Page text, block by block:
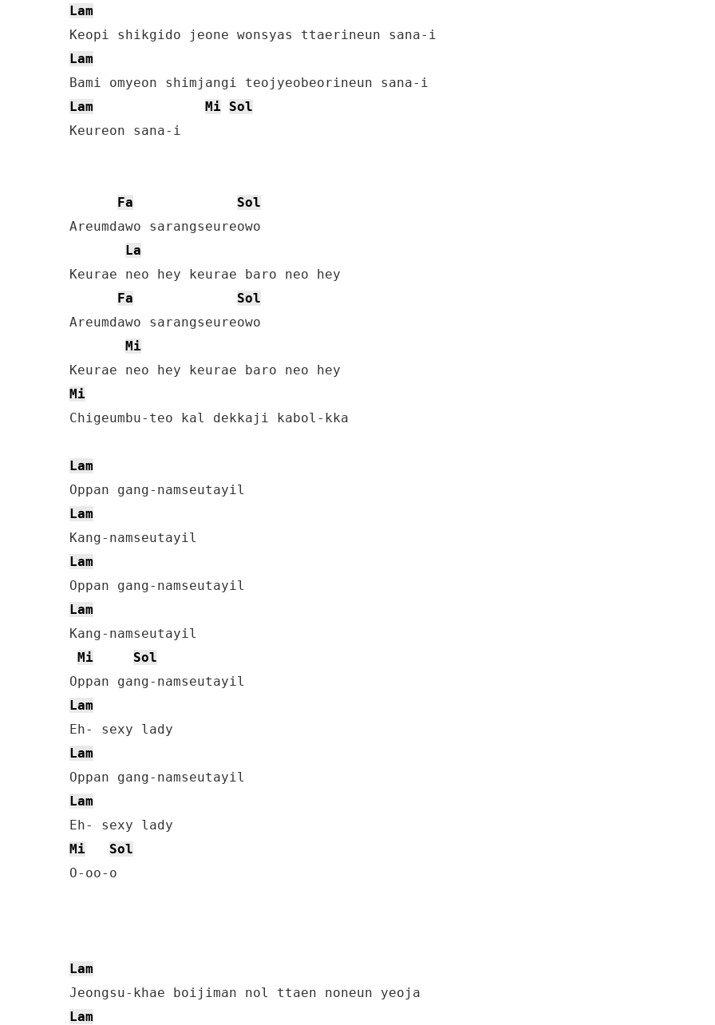
Lam
Lam
Lam
Mi Sol
Keureon sana-i
Fa
Sol
Areumdawo sarangseureowo
La
Keurae neo hey keurae baro neo hey
Fa
Sol
Areumdawo sarangseureowo
Mi
Mi
Chigeumbu-teo kal dekkaji kabol-kka
Lam
Lam
Lam
Lam
Kang-namseutayil
Mi
Sol
Lam
Lam
Lam
Mi
Sol
O-oo-o
Lam
Lam